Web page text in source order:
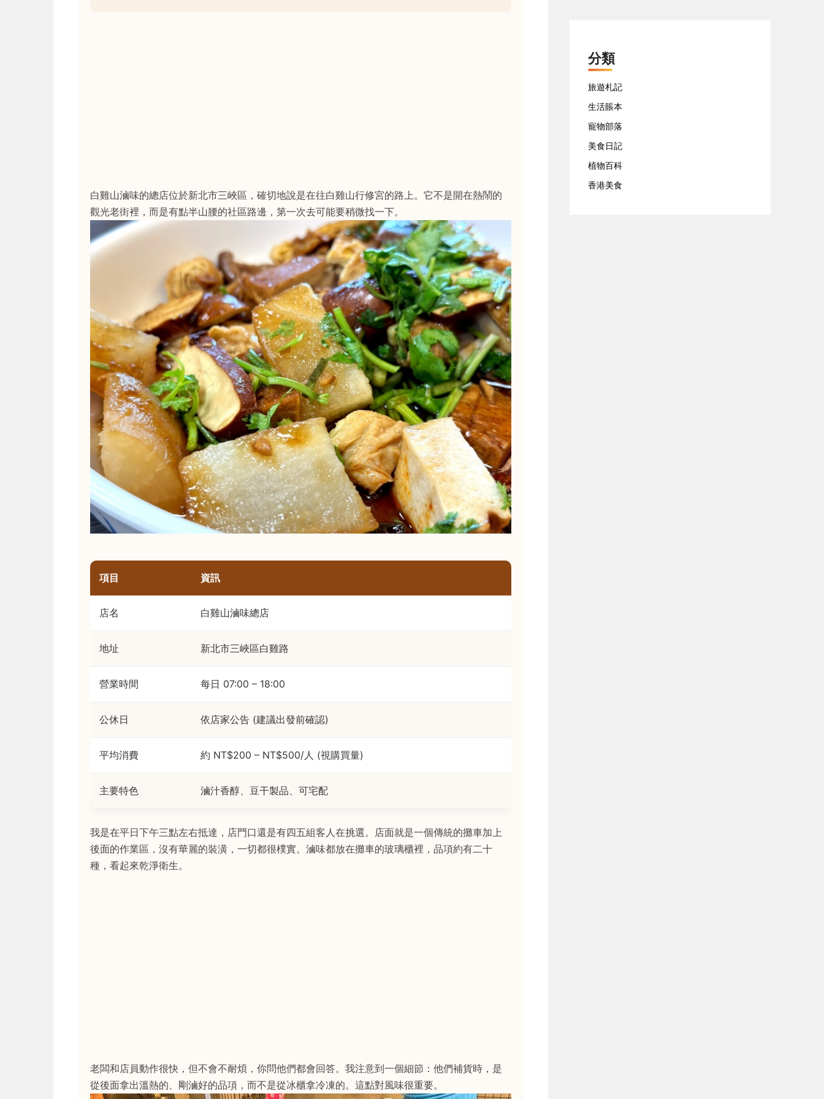
白雞山滷味的總店位於新北市三峽區，確切地說是在往白雞山行修宮的路上。它不是開在熱鬧的
觀光老街裡，而是有點半山腰的社區路邊，第一次去可能要稍微找一下。
項目 資訊
店名 白雞山滷味總店
地址 新北市三峽區白雞路
營業時間 每日 07:00 – 18:00
公休日 依店家公告 (建議出發前確認)
平均消費 約 NT$200 – NT$500/人 (視購買量)
主要特色 滷汁香醇、豆干製品、可宅配
我是在平日下午三點左右抵達，店門口還是有四五組客人在挑選。店面就是一個傳統的攤車加上
後面的作業區，沒有華麗的裝潢，一切都很樸實。滷味都放在攤車的玻璃櫃裡，品項約有二十
種，看起來乾淨衛生。
老闆和店員動作很快，但不會不耐煩，你問他們都會回答。我注意到一個細節：他們補貨時，是
從後面拿出溫熱的、剛滷好的品項，而不是從冰櫃拿冷凍的。這點對風味很重要。
分類
旅遊札記
生活賬本
寵物部落
美食日記
植物百科
香港美食